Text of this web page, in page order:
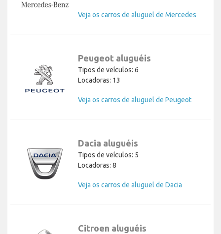
Veja os carros de aluguel de Mercedes
Peugeot aluguéis
Tipos de veículos: 6
Locadoras: 13
Veja os carros de aluguel de Peugeot
Dacia aluguéis
Tipos de veículos: 5
Locadoras: 8
Veja os carros de aluguel de Dacia
Citroen aluguéis